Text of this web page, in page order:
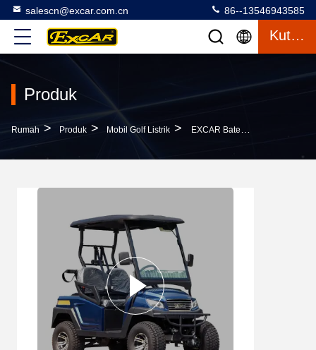
salescn@excar.com.cn 86--13546943585
Kutipan
Produk
Rumah > Produk > Mobil Golf Listrik > EXCAR Baterai Lithium 2 Kursi Golf Karet / Electric Buggy Car Golf